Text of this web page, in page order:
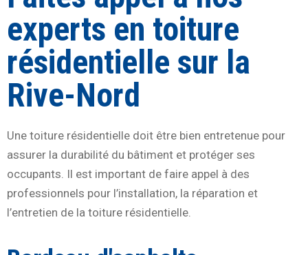
experts en toiture
résidentielle sur la
Rive-Nord
Une toiture résidentielle doit être bien entretenue pour
assurer la durabilité du bâtiment et protéger ses
occupants. Il est important de faire appel à des
professionnels pour l’installation, la réparation et
l’entretien de la toiture résidentielle.